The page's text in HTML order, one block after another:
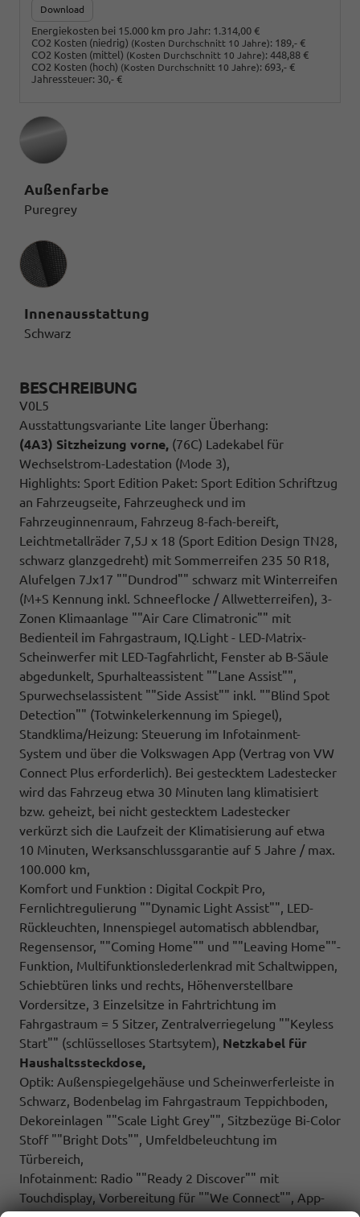
Download
Energiekosten bei 15.000 km pro Jahr: 1.314,00 €
CO2 Kosten (niedrig) (Kosten Durchschnitt 10 Jahre): 189,- €
CO2 Kosten (mittel) (Kosten Durchschnitt 10 Jahre): 448,88 €
CO2 Kosten (hoch) (Kosten Durchschnitt 10 Jahre): 693,- €
Jahressteuer: 30,- €
Außenfarbe
Puregrey
Innenausstattung
Innenausstattung
Schwarz
BESCHREIBUNG
V0L5
Ausstattungsvariante Lite langer Überhang:
(4A3) Sitzheizung vorne, (76C) Ladekabel für
Wechselstrom-Ladestation (Mode 3),
Highlights: Sport Edition Paket: Sport Edition Schriftzug
an Fahrzeugseite, Fahrzeugheck und im
Fahrzeuginnenraum, Fahrzeug 8-fach-bereift,
Leichtmetallräder 7,5J x 18 (Sport Edition Design TN28,
schwarz glanzgedreht) mit Sommerreifen 235 50 R18,
Alufelgen 7Jx17 ""Dundrod"" schwarz mit Winterreifen
(M+S Kennung inkl. Schneeflocke / Allwetterreifen), 3-
Zonen Klimaanlage ""Air Care Climatronic"" mit
Bedienteil im Fahrgastraum, IQ.Light - LED-Matrix-
Scheinwerfer mit LED-Tagfahrlicht, Fenster ab B-Säule
abgedunkelt, Spurhalteassistent ""Lane Assist"",
Spurwechselassistent ""Side Assist"" inkl. ""Blind Spot
Detection"" (Totwinkelerkennung im Spiegel),
Standklima/Heizung: Steuerung im Infotainment-
System und über die Volkswagen App (Vertrag von VW
Connect Plus erforderlich). Bei gestecktem Ladestecker
wird das Fahrzeug etwa 30 Minuten lang klimatisiert
bzw. geheizt, bei nicht gestecktem Ladestecker
verkürzt sich die Laufzeit der Klimatisierung auf etwa
10 Minuten, Werksanschlussgarantie auf 5 Jahre / max.
100.000 km,
Komfort und Funktion : Digital Cockpit Pro,
Fernlichtregulierung ""Dynamic Light Assist"", LED-
Rückleuchten, Innenspiegel automatisch abblendbar,
Regensensor, ""Coming Home"" und ""Leaving Home""-
Funktion, Multifunktionslederlenkrad mit Schaltwippen,
Schiebtüren links und rechts, Höhenverstellbare
Vordersitze, 3 Einzelsitze in Fahrtrichtung im
Fahrgastraum = 5 Sitzer, Zentralverriegelung ""Keyless
Start"" (schlüsselloses Startsytem), Netzkabel für
Haushaltssteckdose,
Optik: Außenspiegelgehäuse und Scheinwerferleiste in
Schwarz, Bodenbelag im Fahrgastraum Teppichboden,
Dekoreinlagen ""Scale Light Grey"", Sitzbezüge Bi-Color
Stoff ""Bright Dots"", Umfeldbeleuchtung im
Türbereich,
Infotainment: Radio ""Ready 2 Discover"" mit
Touchdisplay, Vorbereitung für ""We Connect"", App-